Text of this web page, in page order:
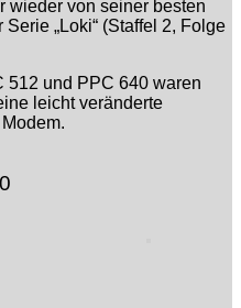
wieder von seiner besten
„Loki“ (Staffel 2, Folge
512 und PPC 640 waren
leicht veränderte